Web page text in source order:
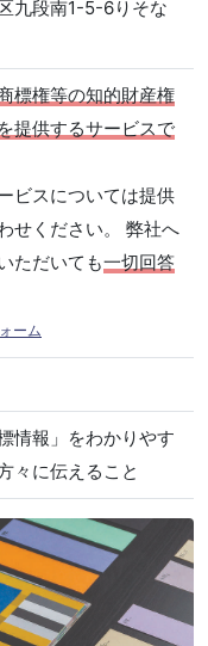
九段南1-5-6りそな
標権等の知的財産権
提供するサービスで
ビスについては提供
せください。 弊社へ
ただいても一切回答
ーム
情報」をわかりやす
々に伝えること